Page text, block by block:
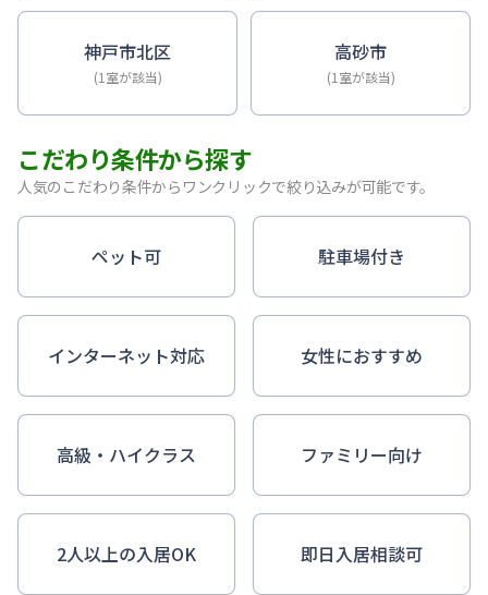
神戸市北区
(1室が該当)
高砂市
(1室が該当)
こだわり条件から探す
人気のこだわり条件からワンクリックで絞り込みが可能です。
ペット可 駐車場付き
インターネット対応 女性におすすめ
高級・ハイクラス ファミリー向け
2人以上の入居OK 即日入居相談可